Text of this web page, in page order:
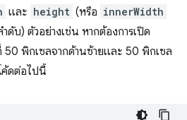
และ height (หรือ innerWidth
ดับ) ตัวอย่างเช่น หากต้องการเปิด
พิกเซลจากด้านซ้ายและ 50 พิกเซล
ดต่อไปนี้